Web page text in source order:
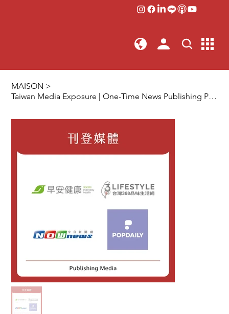
MAISON >
Taiwan Media Exposure | One-Time News Publishing Package